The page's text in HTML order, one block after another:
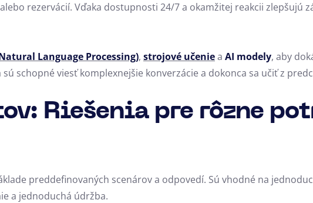
rezervácií. Vďaka dostupnosti 24/7 a okamžitej reakcii zlepšujú
Language Processing), strojové učeniea AI modely, aby
schopné viesť komplexnejšie konverzácie a dokonca sa učiť z
Riešenia pre rôzne
preddefinovaných scenárov a odpovedí. Sú vhodné na
a jednoduchá údržba.